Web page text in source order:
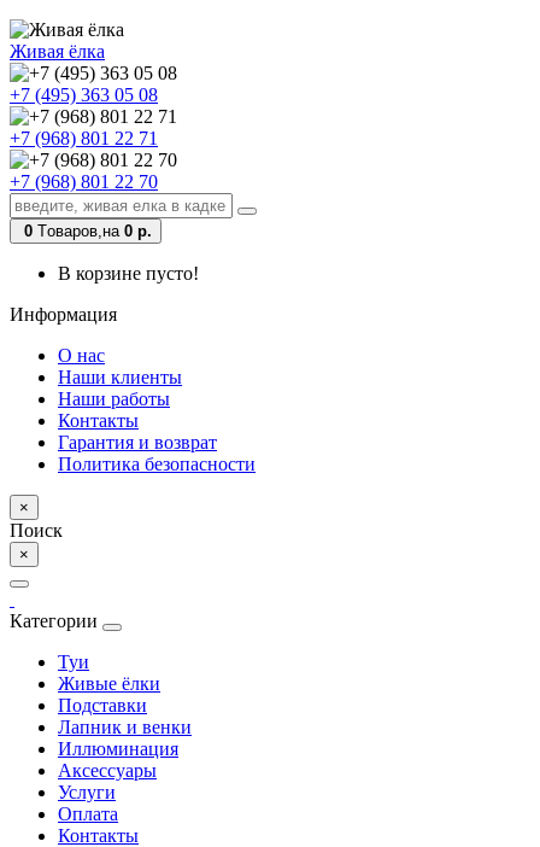
Живая ёлка
+7 (495) 363 05 08
+7 (968) 801 22 71
+7 (968) 801 22 70
0 Tоваров,на 0 р.
В корзине пусто!
Информация
О нас
Наши клиенты
Наши работы
Контакты
Гарантия и возврат
Политика безопасности
×
Поиск
×
Категории
Туи
Живые ёлки
Подставки
Лапник и венки
Иллюминация
Аксессуары
Услуги
Оплата
Контакты